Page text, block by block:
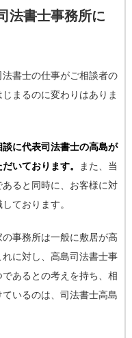
法書士事務所に
書士の仕事がご相談者の
まるのに変わりはありま
に代表司法書士の高島が
いております。
また、当
ると同時に、お客様に対
ております。
事務所は一般に敷居が高
に対し、高島司法書士事
あるとの考えを持ち、相
いるのは、司法書士高島